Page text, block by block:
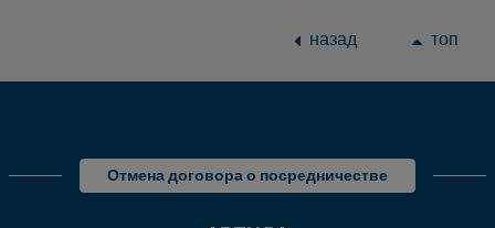
назад топ
Отмена договора о посредничестве